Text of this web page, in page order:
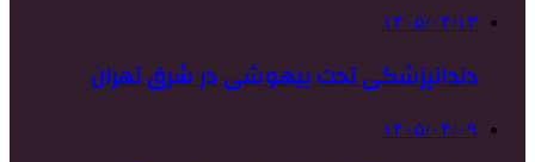
۱۴۰۵/۰۴/۱۳
دندانپزشکی تحت بیهوشی در شرق تهران
۱۴۰۵/۰۴/۰۹